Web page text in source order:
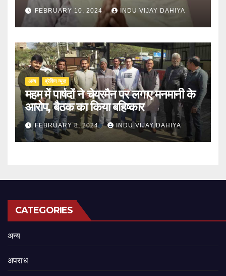
FEBRUARY 10, 2024 INDU VIJAY DAHIYA
अन्य ब्रेकिंग न्यूज़
महम में पार्षदों ने चेयरमैन पर लगाए मनमानी के
आरोप, बैठक का किया बहिष्कार
FEBRUARY 8, 2024 INDU VIJAY DAHIYA
CATEGORIES
अन्य
अपराध